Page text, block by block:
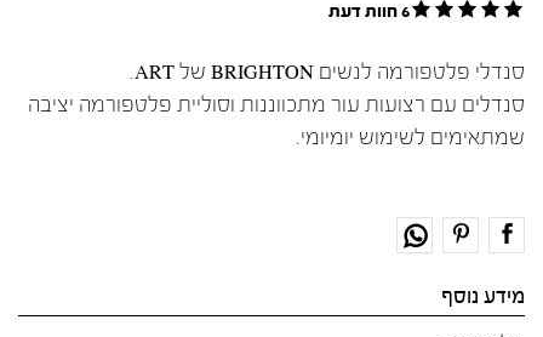
6 חוות דעת
סנדלי פלטפורמה לנשים BRIGHTON של ART.
סנדלים עם רצועות עור מתכווננות וסוליית פלטפורמה יציבה
שמתאימים לשימוש יומיומי.
מידע נוסף